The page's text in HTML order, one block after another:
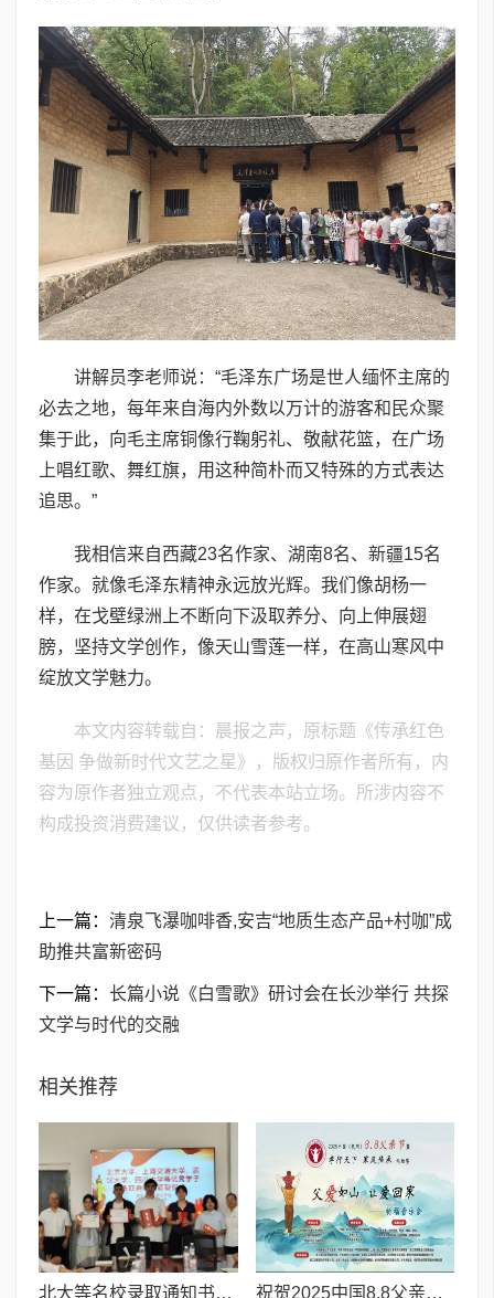
讲解员李老师说：“毛泽东广场是世人缅怀主席的
必去之地，每年来自海内外数以万计的游客和民众聚
集于此，向毛主席铜像行鞠躬礼、敬献花篮，在广场
上唱红歌、舞红旗，用这种简朴而又特殊的方式表达
追思。”
我相信来自西藏23名作家、湖南8名、新疆15名
作家。就像毛泽东精神永远放光辉。我们像胡杨一
样，在戈壁绿洲上不断向下汲取养分、向上伸展翅
膀，坚持文学创作，像天山雪莲一样，在高山寒风中
绽放文学魅力。
本文内容转载自：晨报之声，原标题《传承红色
基因 争做新时代文艺之星》，版权归原作者所有，内
容为原作者独立观点，不代表本站立场。所涉内容不
构成投资消费建议，仅供读者参考。
上一篇： 清泉飞瀑咖啡香,安吉“地质生态产品+村咖”成
助推共富新密码
下一篇： 长篇小说《白雪歌》研讨会在长沙举行 共探
文学与时代的交融
相关推荐
北大等名校录取通知书送达仪式在喀什市特区实验学校暖心举行 祝贺2025中国8.8父亲节“孝行天下家风传承”论坛暨祈福音乐会圆满成功